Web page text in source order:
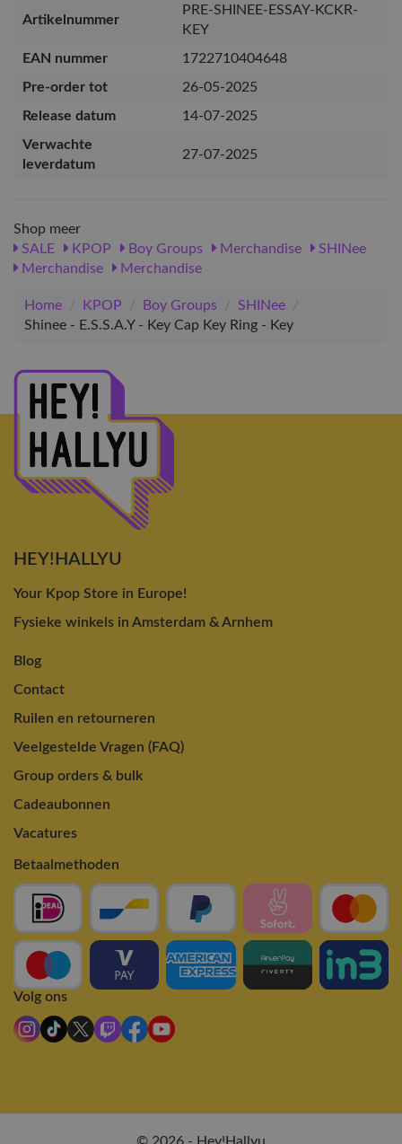
Artikelnummer
PRE-SHINEE-ESSAY-KCKR-
KEY
EAN nummer
1722710404648
Pre-order tot
26-05-2025
Release datum
14-07-2025
Verwachte
leverdatum
27-07-2025
Shop meer
SALE
KPOP Boy Groups Merchandise
SHINee
Merchandise
Merchandise
Home / KPOP / Boy Groups / SHINee
/
Shinee - E.S.S.A.Y - Key Cap Key Ring - Key
HEY!HALLYU
Your Kpop Store in Europe!
Fysieke winkels in Amsterdam & Arnhem
Blog
Contact
Ruilen en retourneren
Veelgestelde Vragen (FAQ)
Group orders & bulk
Cadeaubonnen
Vacatures
Betaalmethoden
Volg ons